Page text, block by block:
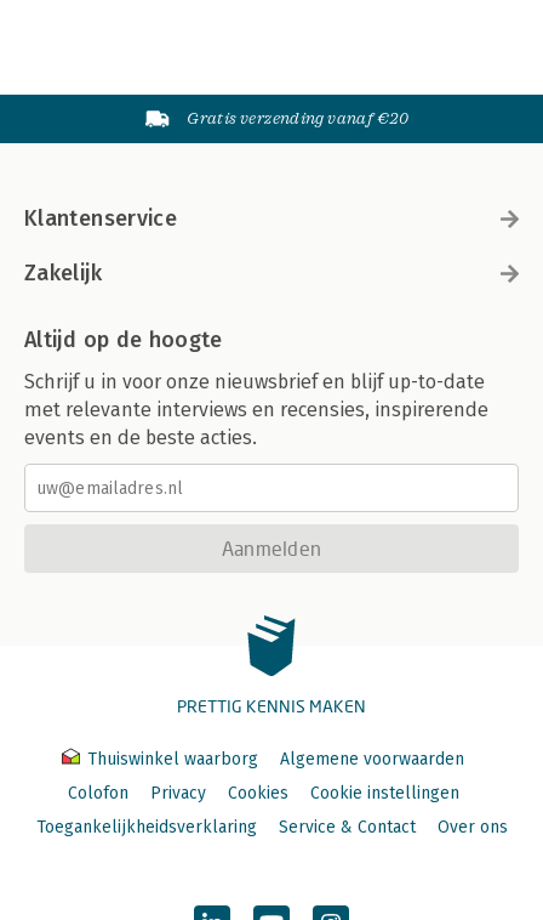
Gratis verzending vanaf €20
Klantenservice
Zakelijk
Altijd op de hoogte
Schrijf u in voor onze nieuwsbrief en blijf up-to-date
met relevante interviews en recensies, inspirerende
events en de beste acties.
Aanmelden
PRETTIG KENNIS MAKEN
Thuiswinkel waarborg
Algemene voorwaarden
Colofon
Privacy Cookies
Cookie instellingen
Toegankelijkheidsverklaring
Service & Contact Over ons